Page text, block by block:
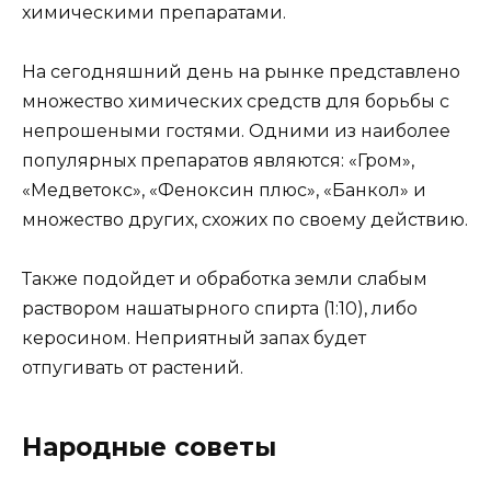
химическими препаратами.
На сегодняшний день на рынке представлено
множество химических средств для борьбы с
непрошеными гостями. Одними из наиболее
популярных препаратов являются: «Гром»,
«Медветокс», «Феноксин плюс», «Банкол» и
множество других, схожих по своему действию.
Также подойдет и обработка земли слабым
раствором нашатырного спирта (1:10), либо
керосином. Неприятный запах будет
отпугивать от растений.
Народные советы